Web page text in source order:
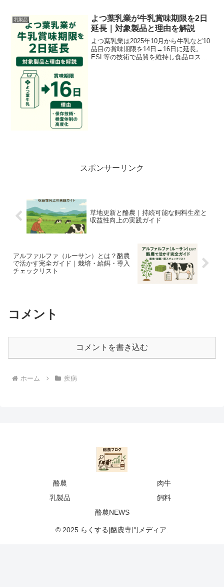
乳製品
よつ葉乳業が牛乳賞味期限を2日
延長｜対象製品と理由を解説
よつ葉乳業は2025年10月から牛乳など10
品目の賞味期限を14日→16日に延長。
ESL等の技術で品質を維持し食品ロス削
スポンサーリンク
草地更新と酪農｜持続可能な飼料生産と
収益性向上の実践ガイド
アルファルファ（ルーサン）とは？酪農
で活かす完全ガイド｜栽培・給餌・導入
チェックリスト
コメント
コメントを書き込む
ホーム 疾病
酪農
肉牛
乳製品
飼料
酪農NEWS
© 2025 らくする|酪農専門メディア.